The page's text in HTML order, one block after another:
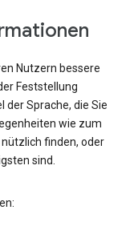
Nutzern bessere
Feststellung
der Sprache, die Sie
wie zum
nützlich finden, oder
sind.